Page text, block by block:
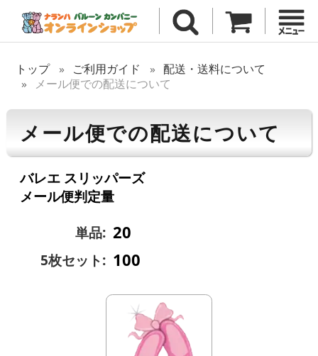
トップ ご利用ガイド
配送・送料について
メール便での配送について
メール便での配送について
バレエ スリッパーズ
メール便判定量
単品: 20
5枚セット: 100